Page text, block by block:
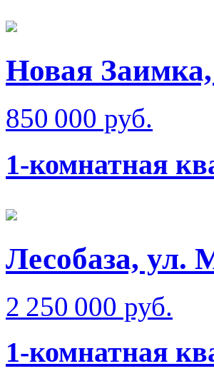
Новая
850 000 руб.
1-комнатная
Лесобаза, ул.
2 250 000 руб.
1-комнатная